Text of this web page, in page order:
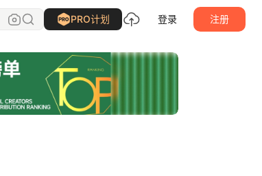
PRO计划 登录 注册
煲仔FAN 关注